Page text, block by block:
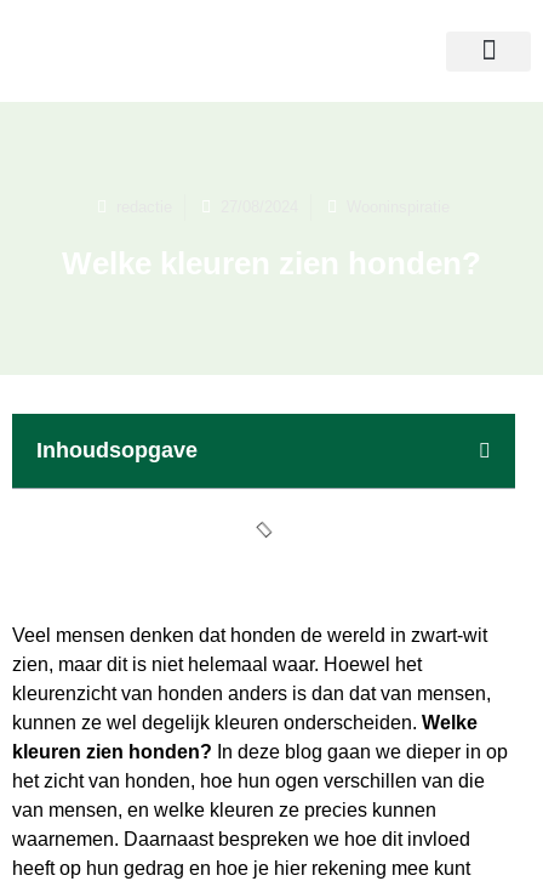
Inhoudsopgave
Veel mensen denken dat honden de wereld in zwart-wit
zien, maar dit is niet helemaal waar. Hoewel het
kleurenzicht van honden anders is dan dat van mensen,
kunnen ze wel degelijk kleuren onderscheiden. Welke
kleuren zien honden? In deze blog gaan we dieper in op
het zicht van honden, hoe hun ogen verschillen van die
van mensen, en welke kleuren ze precies kunnen
waarnemen. Daarnaast bespreken we hoe dit invloed
heeft op hun gedrag en hoe je hier rekening mee kunt